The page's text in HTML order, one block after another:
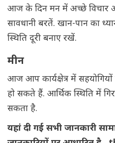
आज के दिन मन में अच्छे विचार
सावधानी बरतें. खान-पान का
स्थिति दूरी बनाए रखें.
मीन
आज आप कार्यक्षेत्र में
हो सकते हैं. आर्थिक स्थिति में
सकता है.
यहां दी गई सभी जानकारी